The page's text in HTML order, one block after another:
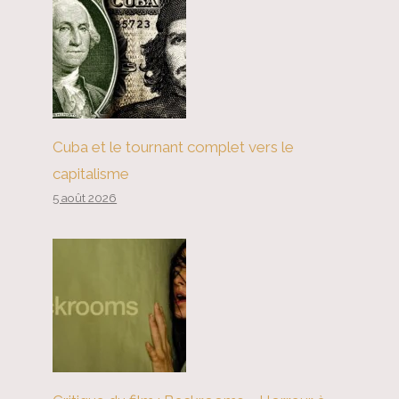
Cuba et le tournant complet vers le
capitalisme
5 août 2026